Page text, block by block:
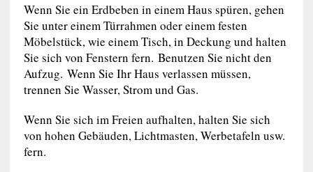
Wenn Sie ein Erdbeben in einem Haus spüren, gehen
Sie unter einem Türrahmen oder einem festen
Möbelstück, wie einem Tisch, in Deckung und halten
Sie sich von Fenstern fern. Benutzen Sie nicht den
Aufzug. Wenn Sie Ihr Haus verlassen müssen,
trennen Sie Wasser, Strom und Gas.
Wenn Sie sich im Freien aufhalten, halten Sie sich
von hohen Gebäuden, Lichtmasten, Werbetafeln usw.
fern.